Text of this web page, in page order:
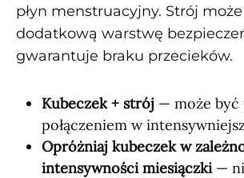
płyn menstruacyjny. Strój
dodatkową warstwę
gwarantuje braku przecieków.
Kubeczek + strój — może
połączeniem w
Opróżniaj kubeczek w
intensywności miesiączki—